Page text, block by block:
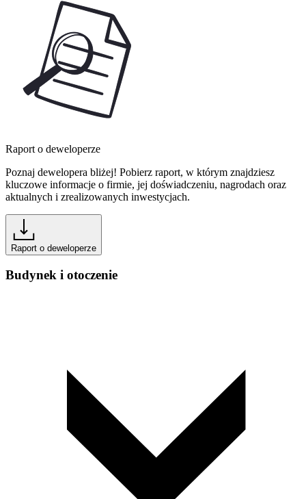
Raport o deweloperze
Poznaj dewelopera bliżej! Pobierz raport, w którym znajdziesz
kluczowe informacje o firmie, jej doświadczeniu, nagrodach oraz
aktualnych i zrealizowanych inwestycjach.
Raport o deweloperze
Budynek i otoczenie